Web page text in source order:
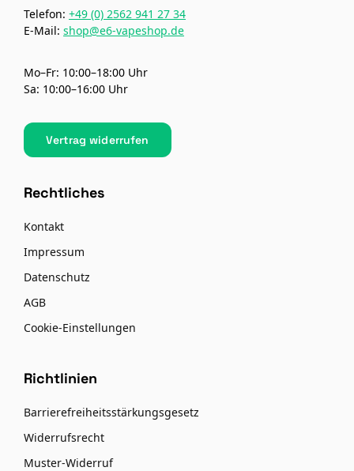
Telefon: +49 (0) 2562 941 27 34
E-Mail: shop@e6-vapeshop.de
Mo–Fr: 10:00–18:00 Uhr
Sa: 10:00–16:00 Uhr
Vertrag widerrufen
Rechtliches
Kontakt
Impressum
Datenschutz
AGB
Cookie-Einstellungen
Richtlinien
Barrierefreiheitsstärkungsgesetz
Widerrufsrecht
Muster-Widerruf